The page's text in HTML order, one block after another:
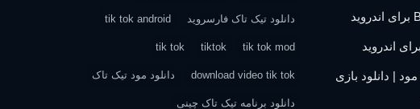
Bully : Anniversary Edition مود | دانلود بازی
دانلود تیک تاک فارسروید tik tok android
tik tok mod
tiktok
tik tok
download video tik tok دانلود مود تیک تاک
دانلود برنامه تیک تاک چینی